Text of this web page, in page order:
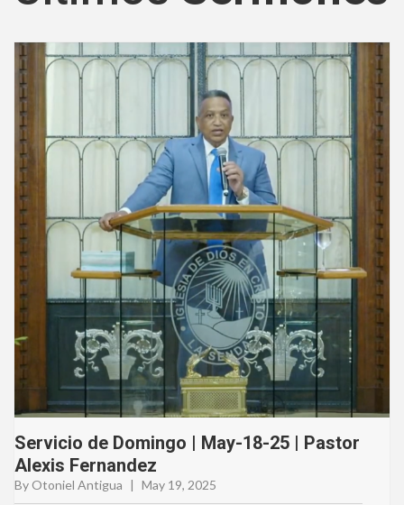
Servicio de Domingo | May-18-25 | Pastor
Alexis Fernandez
By Otoniel Antigua | May 19, 2025